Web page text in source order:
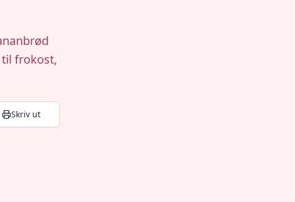
frokost,
Skriv ut